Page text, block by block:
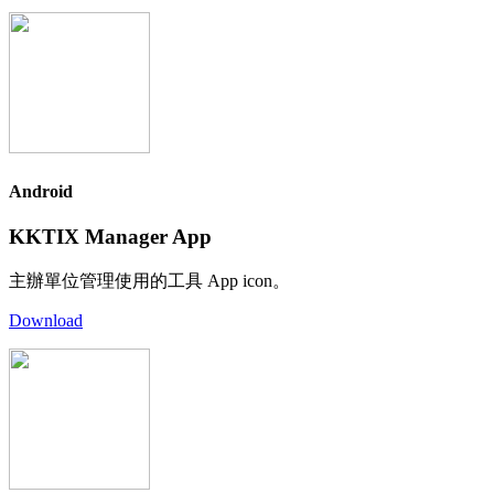
Android
KKTIX Manager App
主辦單位管理使用的工具 App icon。
Download